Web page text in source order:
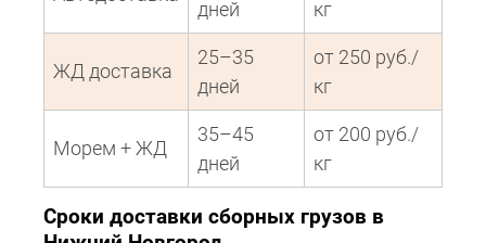
дней
кг
ЖД доставка
25–35
дней
от 250 руб./
кг
Морем + ЖД
35–45
дней
от 200 руб./
кг
Сроки доставки сборных грузов в